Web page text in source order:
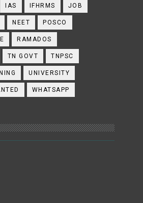
IAS IFHRMS JOB
NEET POSCO
RAMADOS
TN GOVT TNPSC
UNIVERSITY
WHATSAPP